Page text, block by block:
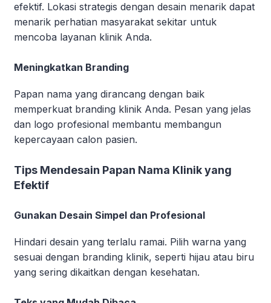
efektif. Lokasi strategis dengan desain menarik dapat
menarik perhatian masyarakat sekitar untuk
mencoba layanan klinik Anda.
Meningkatkan Branding
Papan nama yang dirancang dengan baik
memperkuat branding klinik Anda. Pesan yang jelas
dan logo profesional membantu membangun
kepercayaan calon pasien.
Tips Mendesain Papan Nama Klinik yang
Efektif
Gunakan Desain Simpel dan Profesional
Hindari desain yang terlalu ramai. Pilih warna yang
sesuai dengan branding klinik, seperti hijau atau biru
yang sering dikaitkan dengan kesehatan.